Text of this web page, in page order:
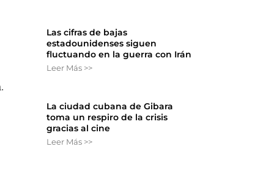
Las cifras de bajas
estadounidenses siguen
fluctuando en la guerra con Irán
Leer Más >>
La ciudad cubana de Gibara
toma un respiro de la crisis
gracias al cine
Leer Más >>